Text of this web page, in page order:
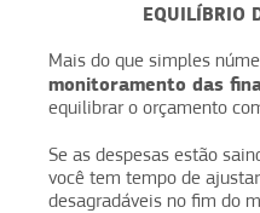
EQUILÍBRIO
Mais do que simples
monitoramento das
equilibrar o orçamento
Se as despesas estão
você tem tempo de
desagradáveis no fim do